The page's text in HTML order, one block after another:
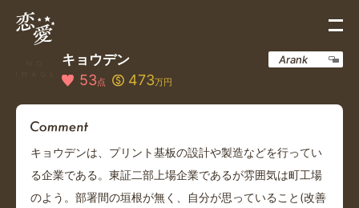
キョウデン
53点 473万円
Arank
キョウデンは、プリント基板の設計や製造などを行ってい
る企業である。東証二部上場企業であるが雰囲気は町工場
のよう。部署間の垣根が無く、自分が思っていること(改善